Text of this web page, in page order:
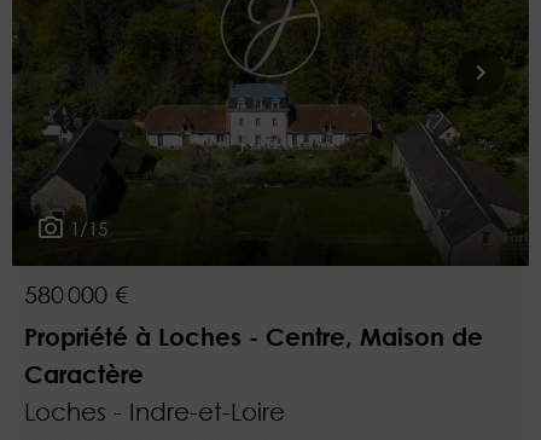
1/15
580 000 €
Propriété à Loches - Centre, Maison de
Caractère
Loches - Indre-et-Loire